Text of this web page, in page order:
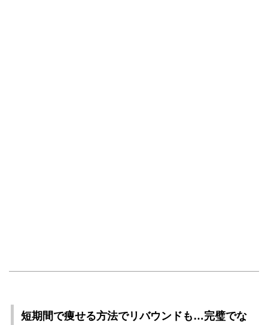
短期間で痩せる方法でリバウンドも…完璧でな